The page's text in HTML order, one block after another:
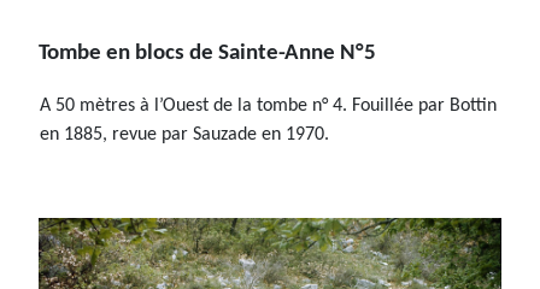
Tombe en blocs de Sainte-Anne N°5
A 50 mètres à l’Ouest de la tombe n° 4. Fouillée par Bottin
en 1885, revue par Sauzade en 1970.